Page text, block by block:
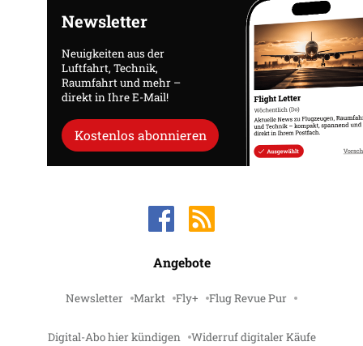
Newsletter
Neuigkeiten aus der
Luftfahrt, Technik,
Raumfahrt und mehr –
direkt in Ihre E-Mail!
Kostenlos abonnieren
Angebote
Newsletter Markt Fly+ Flug Revue Pur
Digital-Abo hier kündigen Widerruf digitaler Käufe